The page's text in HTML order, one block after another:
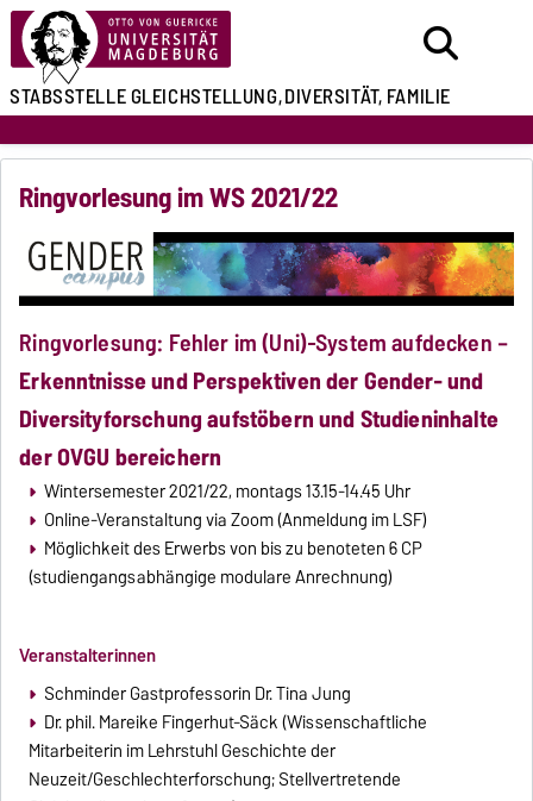
STABSSTELLEGLEICHSTELLUNG,DIVERSITÄT, FAMILIE
Ringvorlesung im WS 2021/22
Ringvorlesung: Fehler im (Uni)-System aufdecken –
Erkenntnisse und Perspektiven der Gender- und
Diversityforschung aufstöbern und Studieninhalte
der OVGU bereichern
Wintersemester 2021/22, montags 13.15-14.45 Uhr
Online-Veranstaltung via Zoom (Anmeldung im LSF)
Möglichkeit des Erwerbs von bis zu benoteten 6 CP
(studiengangsabhängige modulare Anrechnung)
Veranstalterinnen
Schminder Gastprofessorin Dr. Tina Jung
Dr. phil. Mareike Fingerhut-Säck (Wissenschaftliche
Mitarbeiterin im Lehrstuhl Geschichte der
Neuzeit/Geschlechterforschung; Stellvertretende